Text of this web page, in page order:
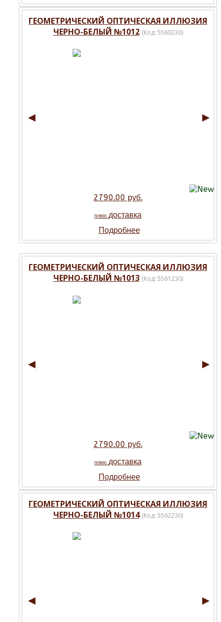
ГЕОМЕТРИЧЕСКИЙ ОПТИЧЕСКАЯ ИЛЛЮЗИЯ
ЧЕРНО-БЕЛЫЙ №1012 (Код: 5560230)
◄ ►
2790.00 руб.
плюс доставка
Подробнее
ГЕОМЕТРИЧЕСКИЙ ОПТИЧЕСКАЯ ИЛЛЮЗИЯ
ЧЕРНО-БЕЛЫЙ №1013 (Код: 5561230)
◄ ►
2790.00 руб.
плюс доставка
Подробнее
ГЕОМЕТРИЧЕСКИЙ ОПТИЧЕСКАЯ ИЛЛЮЗИЯ
ЧЕРНО-БЕЛЫЙ №1014 (Код: 5562230)
◄ ►